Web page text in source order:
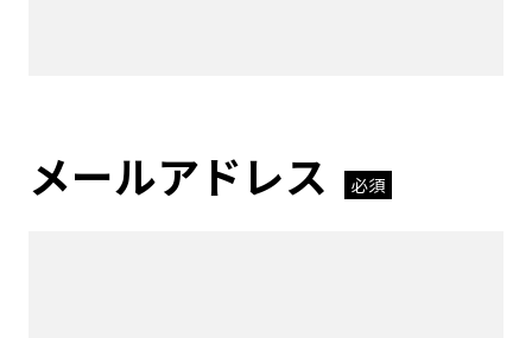
メールアドレス 必須